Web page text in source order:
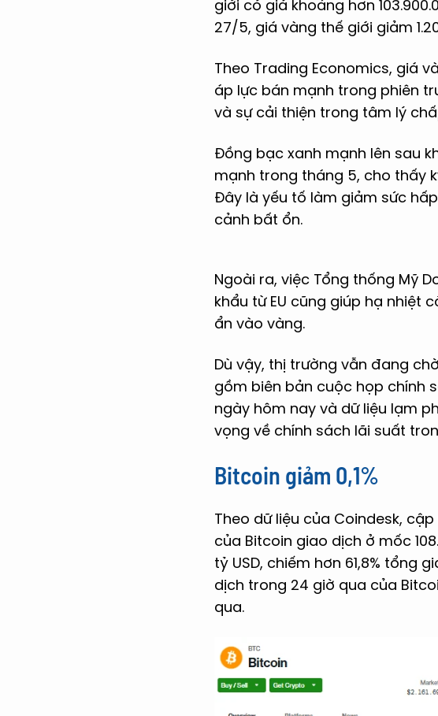
giới có giá khoảng hơn
27/5, giá vàng thế giới giảm
Theo Trading Economics, giá
áp lực bán mạnh trong phiên
và sự cải thiện trong tâm lý
Đồng bạc xanh mạnh lên sau
mạnh trong tháng 5, cho thấy
Đây là yếu tố làm giảm sức
cảnh bất ổn.
Ngoài ra, việc Tổng thống Mỹ
khẩu từ EU cũng giúp hạ nhiệt
ẩn vào vàng.
Dù vậy, thị trường vẫn đang
gồm biên bản cuộc họp chính
ngày hôm nay và dữ liệu lạm
vọng về chính sách lãi suất
Bitcoin giảm 0,1%
Theo dữ liệu của Coindesk,
của Bitcoin giao dịch ở mốc
tỷ USD, chiếm hơn 61,8% tổng
dịch trong 24 giờ qua của
qua.